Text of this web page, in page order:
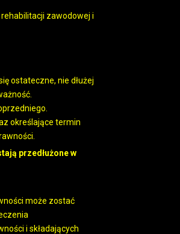
zawodowej i
ostateczne, nie dłużej
określające termin
przedłużone w
może zostać
i składających